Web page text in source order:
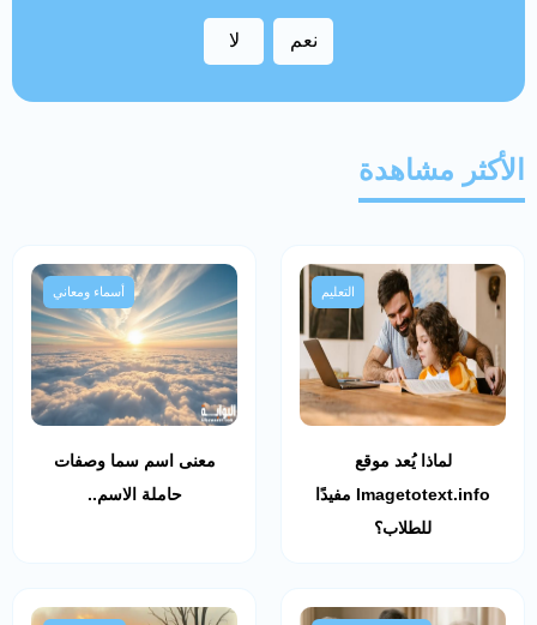
نعم لا
الأكثر مشاهدة
التعليم
لماذا يُعد موقع
Imagetotext.info مفيدًا
للطلاب؟
أسماء ومعاني
معنى اسم سما وصفات
حاملة الاسم..